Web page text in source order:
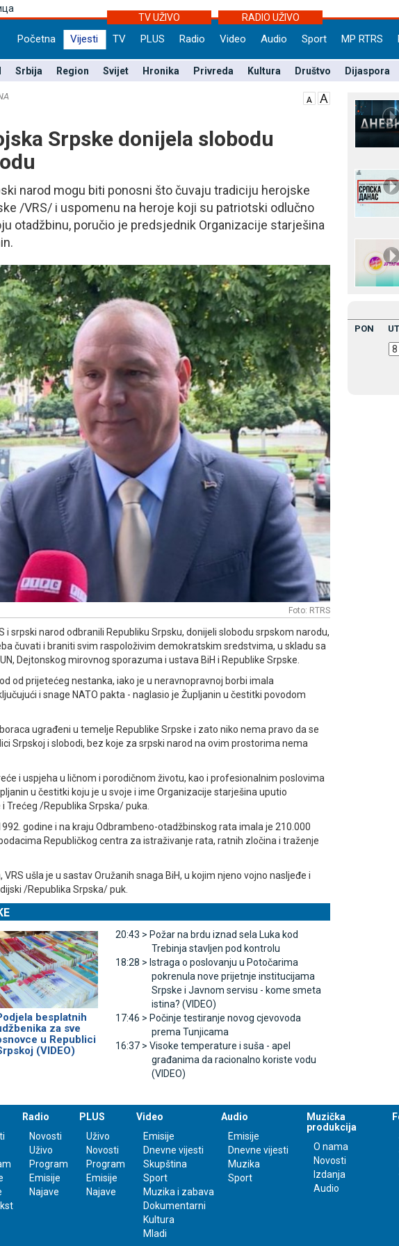
TV UŽIVO
RADIO UŽIVO
Početna Vijesti TV PLUS Radio Video Audio Sport MP RTRS
Srbija Region Svijet Hronika Privreda Kultura Društvo Dijaspora
Srpske donijela slobodu
narod mogu biti ponosni što čuvaju tradiciju herojske
/VRS/ i uspomenu na heroje koji su patriotski odlučno
otadžbinu, poručio je predsjednik Organizacije starješina
Foto: RTRS
i srpski narod odbranili Republiku Srpsku, donijeli slobodu srpskom narodu,
čuvati i braniti svim raspoloživim demokratskim sredstvima, u skladu sa
Dejtonskog mirovnog sporazuma i ustava BiH i Republike Srpske.
od prijetećeg nestanka, iako je u neravnopravnoj borbi imala
i snage NATO pakta - naglasio je Župljanin u čestitki povodom
ugrađeni u temelje Republike Srpske i zato niko nema pravo da se
Srpskoj i slobodi, bez koje za srpski narod na ovim prostorima nema
i uspjeha u ličnom i porodičnom životu, kao i profesionalnim poslovima
u čestitki koju je u svoje i ime Organizacije starješina uputio
Trećeg /Republika Srpska/ puka.
godine i na kraju Odbrambeno-otadžbinskog rata imala je 210.000
Republičkog centra za istraživanje rata, ratnih zločina i traženje
ušla je u sastav Oružanih snaga BiH, u kojim njeno vojno nasljeđe i
/Republika Srpska/ puk.
besplatnih
za sve
u Republici
(VIDEO)
20:43 > Požar na brdu iznad sela Luka kod
Trebinja stavljen pod kontrolu
18:28 > Istraga o poslovanju u Potočarima
pokrenula nove prijetnje institucijama
Srpske i Јavnom servisu - kome smeta
istina? (VIDEO)
17:46 > Počinje testiranje novog cjevovoda
prema Tunjicama
16:37 > Visoke temperature i suša - apel
građanima da racionalno koriste vodu
(VIDEO)
PON
Radio
Novosti
Uživo
Program
Emisije
Najave
PLUS
Uživo
Novosti
Program
Emisije
Najave
Video
Emisije
Dnevne vijesti
Skupština
Sport
Muzika i zabava
Dokumentarni
Kultura
Mladi
Audio
Emisije
Dnevne vijesti
Muzika
Sport
Muzička
produkcija
O nama
Novosti
Izdanja
Audio